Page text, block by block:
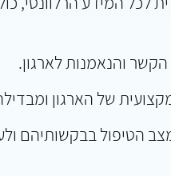
והנאמנות לארגון.
של הארגון
הטיפול בבקשותיהם